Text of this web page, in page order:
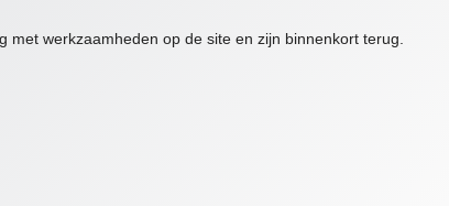
met werkzaamheden op de site en zijn binnenkort terug.